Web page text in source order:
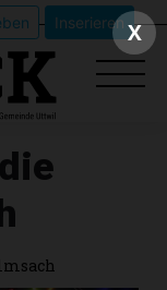
Inserieren X